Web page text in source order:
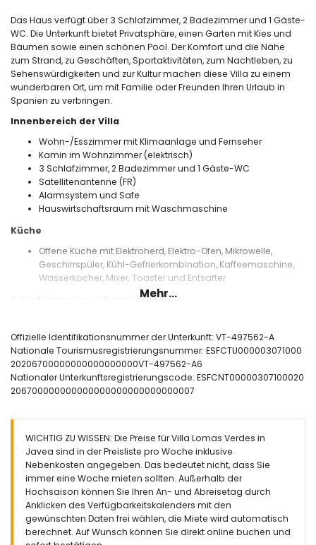
Das Haus verfügt über 3 Schlafzimmer, 2 Badezimmer und 1 Gäste-
WC. Die Unterkunft bietet Privatsphäre, einen Garten mit Kies und
Bäumen sowie einen schönen Pool. Der Komfort und die Nähe
zum Strand, zu Geschäften, Sportaktivitäten, zum Nachtleben, zu
Sehenswürdigkeiten und zur Kultur machen diese Villa zu einem
wunderbaren Ort, um mit Familie oder Freunden Ihren Urlaub in
Spanien zu verbringen.
Innenbereich der Villa
Wohn-/Esszimmer mit Klimaanlage und Fernseher
Kamin im Wohnzimmer (elektrisch)
3 Schlafzimmer, 2 Badezimmer und 1 Gäste-WC
Satellitenantenne (FR)
Alarmsystem und Safe
Hauswirtschaftsraum mit Waschmaschine
Küche
Offene Küche mit Elektroherd, Elektro-Ofen, Mikrowelle,
Geschirrspüler, Kühl-Gefrierkombination, Kaffeemaschine,
Wasserkocher, Mixer, Toaster und Entsafter
Schlafzimmer und Badezimmer
160 cm) und eigenem Badezimmer
Schlafzimmer mit Klimaanlage, Queensize-Bett (Maße 200 x
160 cm)
Schlafzimmer mit Klimaanlage, 2 Einzelbetten (Maße 190 x
90 cm)
Badewanne/Duschkombination und WC
Außenbereich der Villa
Eingezäuntes Grundstück
Privater Pool mit Maßen 8 m x 4 m und 2 m tief
Garten mit Kies, Bäumen und Gartenmöbeln mit
Sonnenliegen
Terrasse
Mehr...
Offizielle Identifikationsnummer der Unterkunft: VT-497562-A
Nationale Tourismusregistrierungsnummer: ESFCTU000003071000
20206700000000000000000VT-497562-A6
Nationaler Unterkunftsregistrierungscode: ESFCNT00000307100020
206700000000000000000000000000007
WICHTIG ZU WISSEN: Die Preise für Villa Lomas Verdes in
Javea sind in der Preisliste pro Woche inklusive
Nebenkosten angegeben. Das bedeutet nicht, dass Sie
immer eine Woche mieten sollten. Außerhalb der
Hochsaison können Sie Ihren An- und Abreisetag durch
Anklicken des Verfügbarkeitskalenders mit den
gewünschten Daten frei wählen, die Miete wird automatisch
berechnet. Auf Wunsch können Sie direkt online buchen und